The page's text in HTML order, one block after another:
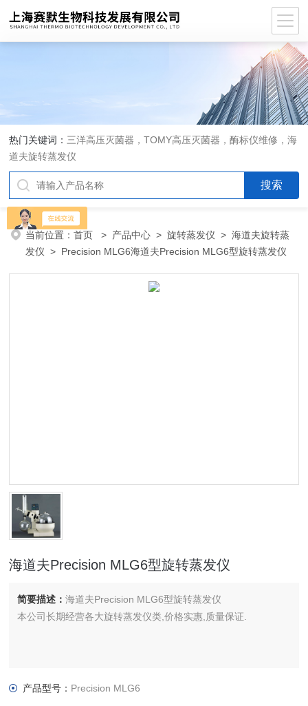
热门关键词： 三洋高压灭菌器，TOMY高压灭菌器，酶标仪维修，海
道夫旋转蒸发仪
当前位置：首页 > 产品中心 >旋转蒸发仪 >海道夫旋转蒸
发仪 > Precision MLG6海道夫Precision MLG6型旋转蒸发仪
海道夫Precision MLG6型旋转蒸发仪
简要描述：海道夫Precision MLG6型旋转蒸发仪
本公司长期经营各大旋转蒸发仪类,价格实惠,质量保证.
产品型号： Precision MLG6